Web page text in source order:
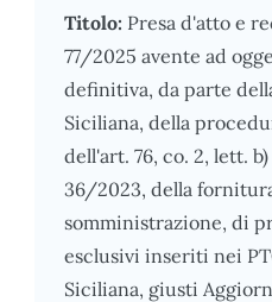
Titolo: Presa d'atto e
77/2025 avente ad
definitiva, da parte
Siciliana, della
dell'art. 76, co. 2, lett.
36/2023, della
somministrazione, di
esclusivi inseriti nei
Siciliana, giusti